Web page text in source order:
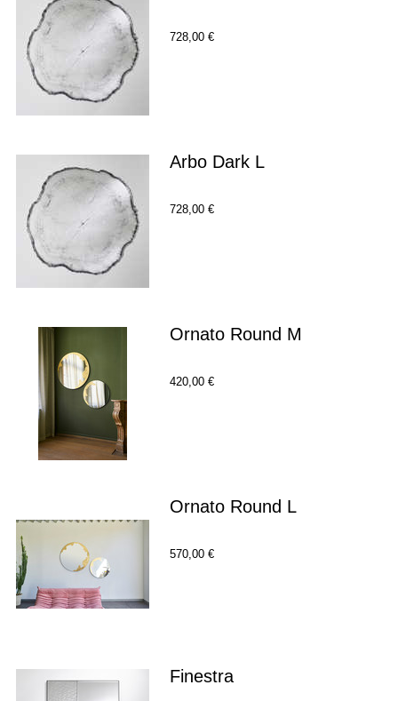
728,00 €
Arbo Dark L
728,00 €
Ornato Round M
420,00 €
Ornato Round L
570,00 €
Finestra